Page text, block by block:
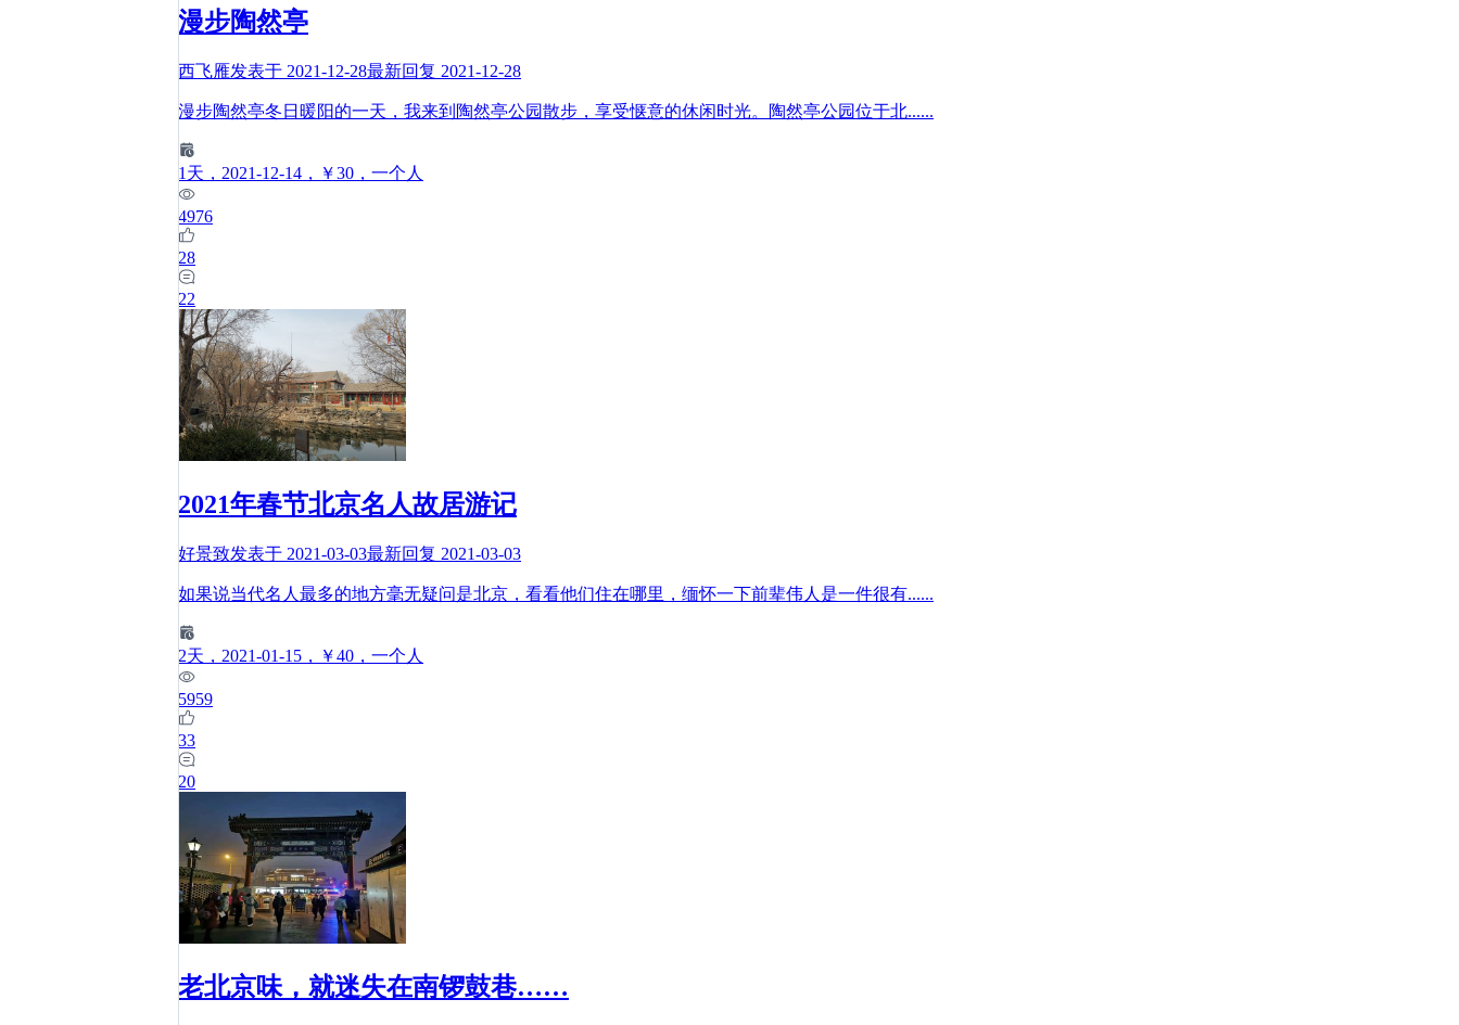
漫步陶然亭
西飞雁发表于 2021-12-28最新回复 2021-12-28
漫步陶然亭冬日暖阳的一天，我来到陶然亭公园散步，享受惬意的休闲时光。陶然亭公园位于北......
1 天 ，2021-12-14 ，￥30 ，一个人
4976
28
22
2021年春节北京名人故居游记
好景致发表于 2021-03-03最新回复 2021-03-03
如果说当代名人最多的地方毫无疑问是北京，看看他们住在哪里，缅怀一下前辈伟人是一件很有......
2天 ，2021-01-15 ，￥40 ，一个人
5959
33
20
老北京味，就迷失在南锣鼓巷……